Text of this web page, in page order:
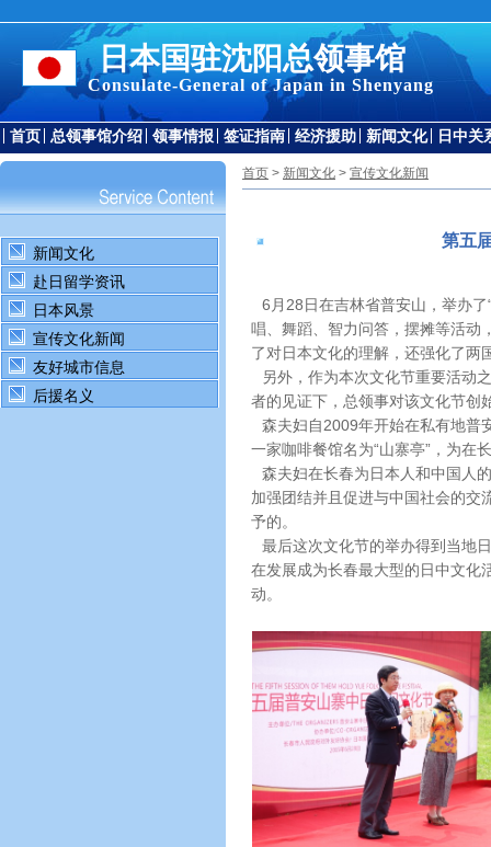
日本国驻沈阳总领事馆
Consulate-General of Japan in Shenyang
首页 总领事馆介绍 领事情报 签证指南 经济援助 新闻文化 日中关
新闻文化
赴日留学资讯
日本风景
宣传文化新闻
友好城市信息
后援名义
首页 > 新闻文化 > 宣传文化新闻
第五
6月28日在吉林省普安山，举办
唱、舞蹈、智力问答，摆摊等活动
了对日本文化的理解，还强化了两
另外，作为本次文化节重要活动
者的见证下，总领事对该文化节创
森夫妇自2009年开始在私有地普
一家咖啡餐馆名为“山寨亭”，为在
森夫妇在长春为日本人和中国人
加强团结并且促进与中国社会的交
予的。
最后这次文化节的举办得到当地
在发展成为长春最大型的日中文化
动。